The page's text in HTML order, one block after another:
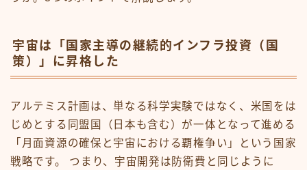
宇宙は「国家主導の継続的インフラ投資（国
策）」に昇格した
アルテミス計画は、単なる科学実験ではなく、米国をは
じめとする同盟国（日本も含む）が一体となって進める
「月面資源の確保と宇宙における覇権争い」という国家
戦略です。 つまり、宇宙開発は防衛費と同じように